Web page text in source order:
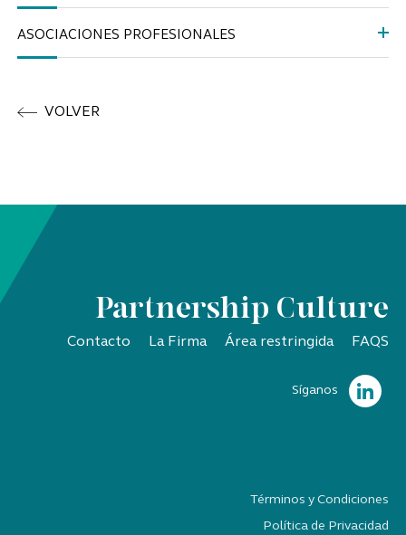
ASOCIACIONES PROFESIONALES
VOLVER
Partnership Culture
Contacto La Firma Área restringida FAQS
Síganos
Términos y Condiciones
Política de Privacidad